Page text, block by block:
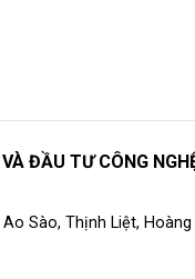
ĐẦU TƯ CÔNG
Sào, Thịnh Liệt, Hoàng